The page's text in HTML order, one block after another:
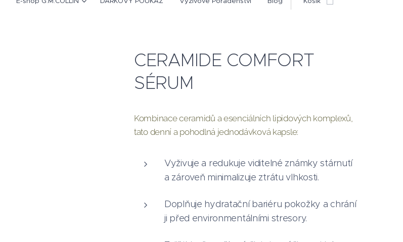
CERAMIDE COMFORT
SÉRUM
Kombinace ceramidů a esenciálních lipidových komplexů,
tato denní a pohodlná jednodávková kapsle:
Vyživuje a redukuje viditelné známky stárnutí
a zároveň minimalizuje ztrátu vlhkosti.
Doplňuje hydratační bariéru pokožky a chrání
ji před environmentálními stresory.